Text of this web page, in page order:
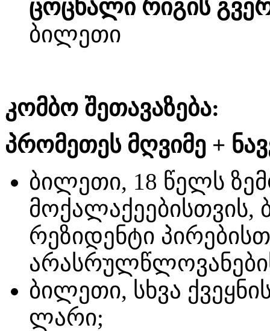
ცოცხალი რიგის
ბილეთი
კომბო შეთავაზება:
პრომეთეს მღვიმე +
ბილეთი, 18 წელს
მოქალაქეებისთვის,
რეზიდენტი
ბილეთი, სხვა
ლარი;